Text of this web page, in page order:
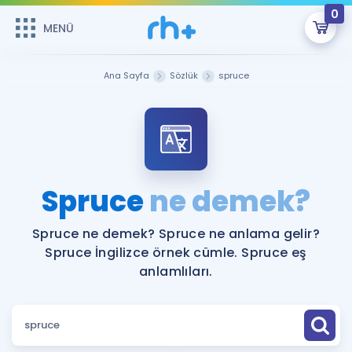
MENÜ
0
ÜYE DEĞİLİM
Sepetin Şu An Boş.
Remzi Hoca ile seni sınava hazırlayacak onlarca eğitim seni
bekliyor!
MENÜ
Katılımcı Görüşleri
Faydalı Araçlar
Sözlük
Hakkımızda
Ana Sayfa Sözlük spruce
Sprucene demek?
Spruce ne demek? Spruce ne anlama gelir?
Spruce İngilizce örnek cümle. Spruce eş
anlamlıları.